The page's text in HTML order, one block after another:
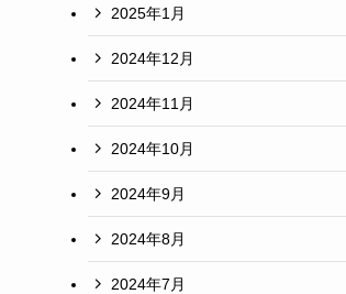
2025年1月
2024年12月
2024年11月
2024年10月
2024年9月
2024年8月
2024年7月